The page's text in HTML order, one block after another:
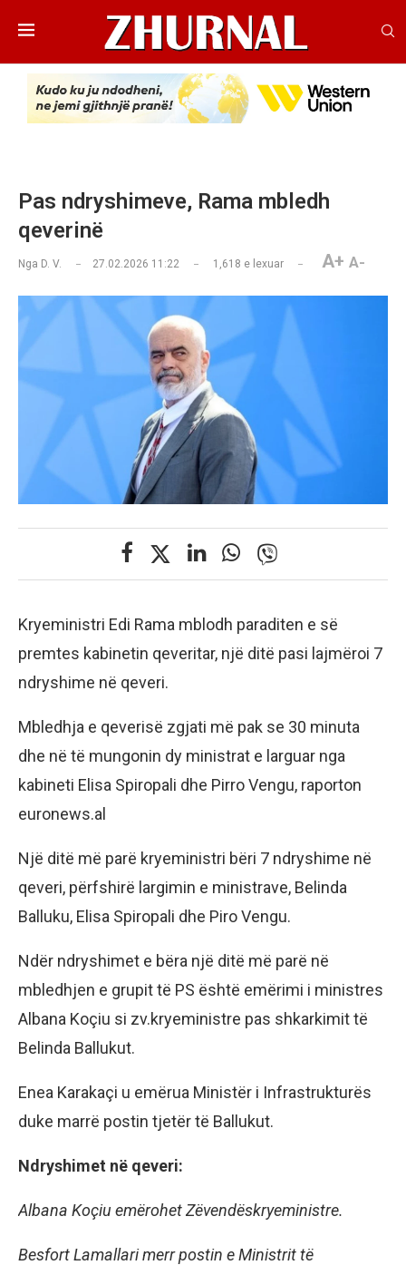
Pas ndryshimeve, Rama mbledh
qeverinë
Nga D. V. 27.02.2026 11:22 1,618 e lexuar A+ A-
Kryeministri Edi Rama mblodh paraditen e së
premtes kabinetin qeveritar, një ditë pasi lajmëroi 7
ndryshime në qeveri.
Mbledhja e qeverisë zgjati më pak se 30 minuta
dhe në të mungonin dy ministrat e larguar nga
kabineti Elisa Spiropali dhe Pirro Vengu, raporton
euronews.al
Një ditë më parë kryeministri bëri 7 ndryshime në
qeveri, përfshirë largimin e ministrave, Belinda
Balluku, Elisa Spiropali dhe Piro Vengu.
Ndër ndryshimet e bëra një ditë më parë në
mbledhjen e grupit të PS është emërimi i ministres
Albana Koçiu si zv.kryeministre pas shkarkimit të
Belinda Ballukut.
Enea Karakaçi u emërua Ministër i Infrastrukturës
duke marrë postin tjetër të Ballukut.
Ndryshimet në qeveri:
Albana Koçiu emërohet Zëvendëskryeministre.
Besfort Lamallari merr postin e Ministrit të